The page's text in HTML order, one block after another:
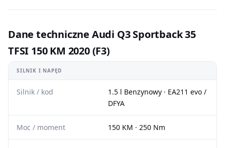
Dane techniczne Audi Q3 Sportback 35
TFSI 150 KM 2020 (F3)
SILNIK I NAPĘD
Silnik / kod
1.5 l Benzynowy · EA211 evo /
DFYA
Moc / moment 150 KM · 250 Nm